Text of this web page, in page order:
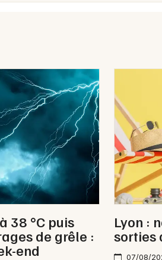
38 °C puis
de grêle :
end
Lyon :
sorties
07/08/